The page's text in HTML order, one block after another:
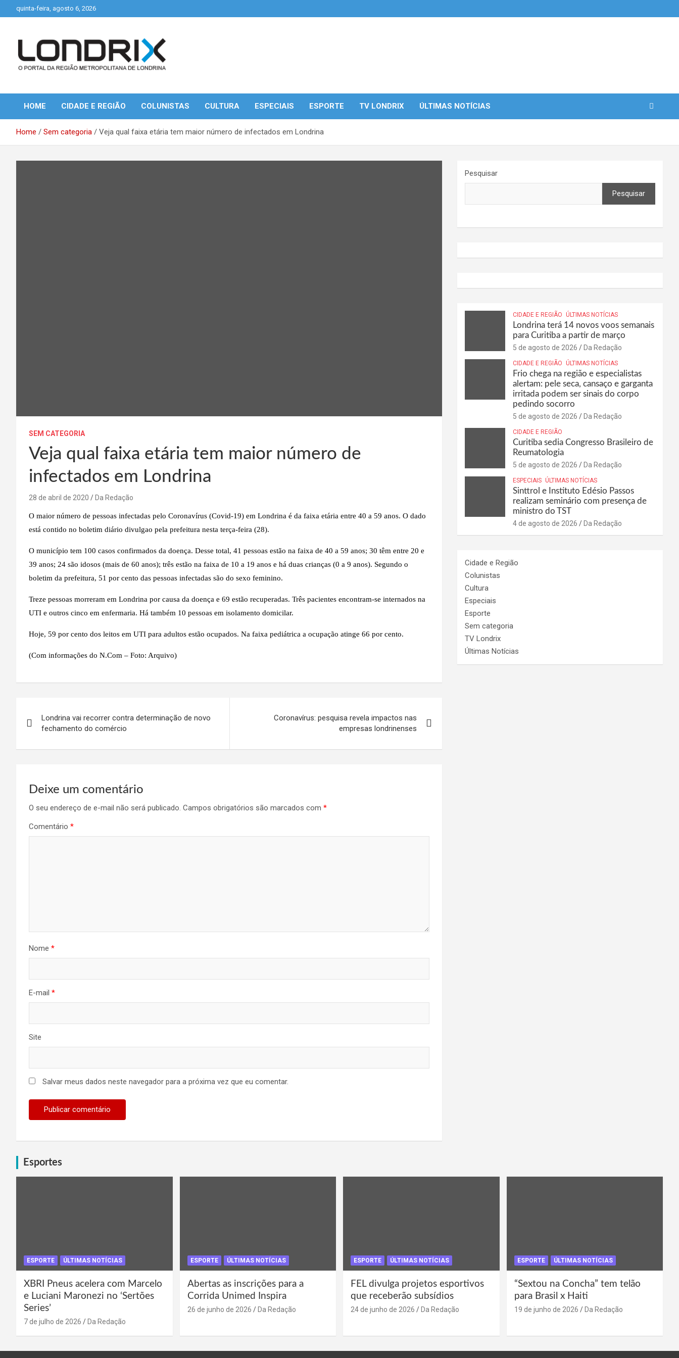
to
quinta-feira, agosto 6, 2026
Londrix
HOME CIDADE E REGIÃO COLUNISTAS CULTURA ESPECIAIS ESPORTE TV LONDRIX ÚLTIMAS NOTÍCIAS
Home Sem categoria Veja qual faixa etária tem maior número de infectados em Londrina
SEM CATEGORIA
Veja qual faixa etária tem maior número de
infectados em Londrina
28 de abril de 2020 Da Redação
O maior número de pessoas infectadas pelo Coronavírus (Covid-19) em Londrina é da faixa etária entre 40 a 59 anos. O dado
está contido no boletim diário divulgao pela prefeitura nesta terça-feira (28).
O município tem 100 casos confirmados da doença. Desse total, 41 pessoas estão na faixa de 40 a 59 anos; 30 têm entre 20 e
39 anos; 24 são idosos (mais de 60 anos); três estão na faixa de 10 a 19 anos e há duas crianças (0 a 9 anos). Segundo o
boletim da prefeitura, 51 por cento das pessoas infectadas são do sexo feminino.
Treze pessoas morreram em Londrina por causa da doença e 69 estão recuperadas. Três pacientes encontram-se internados na
UTI e outros cinco em enfermaria. Há também 10 pessoas em isolamento domicilar.
Hoje, 59 por cento dos leitos em UTI para adultos estão ocupados. Na faixa pediátrica a ocupação atinge 66 por cento.
(Com informações do N.Com – Foto: Arquivo)
de
Post
Londrina vai recorrer contra determinação de novo
fechamento do comércio
Coronavírus: pesquisa revela impactos nas
empresas londrinenses
Deixe um comentário
O seu endereço de e-mail não será publicado. Campos obrigatórios são marcados com *
Comentário *
Nome *
E-mail *
Site
Salvar meus dados neste navegador para a próxima vez que eu comentar.
Pesquisar
Pesquisar
CIDADE E REGIÃO ÚLTIMAS NOTÍCIAS
Londrina terá 14 novos voos semanais
para Curitiba a partir de março
5 de agosto de 2026 Da Redação
CIDADE E REGIÃO ÚLTIMAS NOTÍCIAS
Frio chega na região e especialistas
alertam: pele seca, cansaço e garganta
irritada podem ser sinais do corpo
pedindo socorro
5 de agosto de 2026 Da Redação
CIDADE E REGIÃO
Curitiba sedia Congresso Brasileiro de
Reumatologia
5 de agosto de 2026 Da Redação
ESPECIAIS ÚLTIMAS NOTÍCIAS
Sinttrol e Instituto Edésio Passos
realizam seminário com presença de
ministro do TST
4 de agosto de 2026 Da Redação
Cidade e Região
Colunistas
Cultura
Especiais
Esporte
Sem categoria
TV Londrix
Últimas Notícias
Esportes
ESPORTE ÚLTIMAS NOTÍCIAS
XBRI Pneus acelera com Marcelo
e Luciani Maronezi no ‘Sertões
Series’
7 de julho de 2026 Da Redação
ESPORTE ÚLTIMAS NOTÍCIAS
Abertas as inscrições para a
Corrida Unimed Inspira
26 de junho de 2026 Da Redação
ESPORTE ÚLTIMAS NOTÍCIAS
FEL divulga projetos esportivos
que receberão subsídios
24 de junho de 2026 Da Redação
ESPORTE ÚLTIMAS NOTÍCIAS
“Sextou na Concha” tem telão
para Brasil x Haiti
19 de junho de 2026 Da Redação